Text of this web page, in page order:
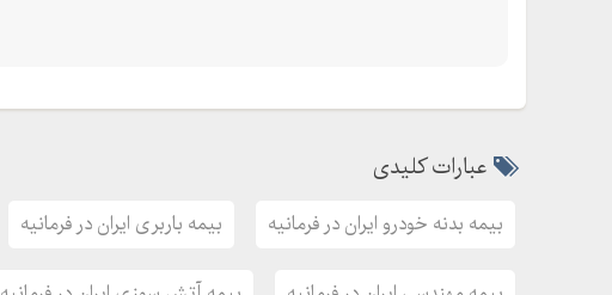
عبارات کلیدی
بیمه بدنه خودرو ایران در فرمانیه بیمه باربری ایران در فرمانیه